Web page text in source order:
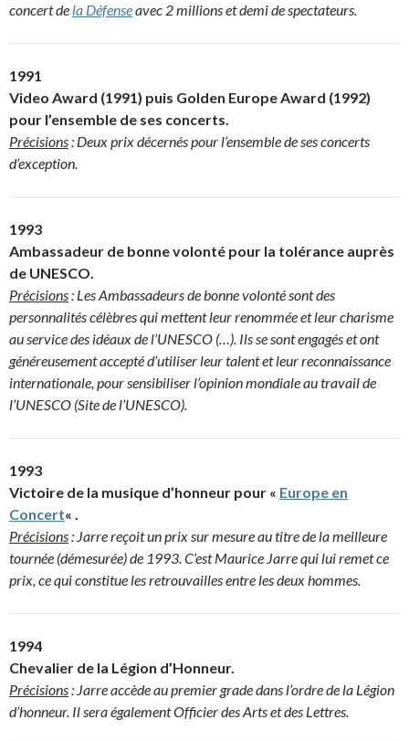
concert de la Défenseavec 2 millions et demi de spectateurs.
1991
Video Award (1991) puis Golden Europe Award (1992)
pour l’ensemble de ses concerts.
Précisions: Deux prix décernés pour l’ensemble de ses concerts
d’exception.
1993
Ambassadeur de bonne volonté pour la tolérance auprès
de UNESCO.
Précisions: Les Ambassadeurs de bonne volonté sont des
personnalités célèbres qui mettent leur renommée et leur charisme
au service des idéaux de l’UNESCO (…). Ils se sont engagés et ont
généreusement accepté d’utiliser leur talent et leur reconnaissance
internationale, pour sensibiliser l’opinion mondiale au travail de
l’UNESCO (Site de l’UNESCO).
1993
Victoire de la musique d’honneur pour « Europe en
Concert« .
Précisions: Jarre reçoit un prix sur mesure au titre de la meilleure
tournée (démesurée) de 1993. C’est Maurice Jarre qui lui remet ce
prix, ce qui constitue les retrouvailles entre les deux hommes.
1994
Chevalier de la Légion d’Honneur.
Précisions: Jarre accède au premier grade dans l’ordre de la Légion
d’honneur. Il sera également Officier des Arts et des Lettres.